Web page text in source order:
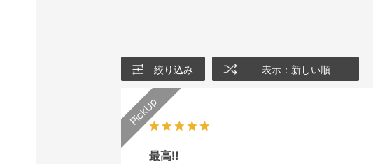
絞り込み 表示：新しい順
最高‼️